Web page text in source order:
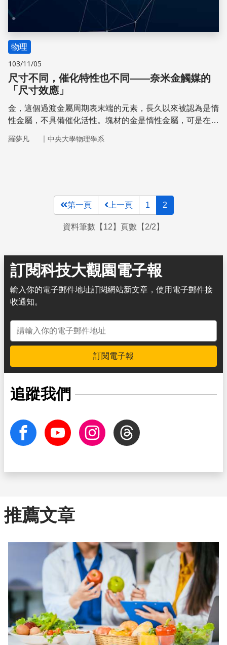
物理
103/11/05
尺寸不同，催化特性也不同——奈米金觸媒的
「尺寸效應」
金，這個過渡金屬周期表末端的元素，長久以來被認為是惰
性金屬，不具備催化活性。塊材的金是惰性金屬，可是在氧
催化能力。
羅夢凡 ｜ 中央大學物理學系
第一頁 上一頁 1 2
資料筆數【12】頁數【2/2】
訂閱科技大觀園電子報
輸入你的電子郵件地址訂閱網站新文章，使用電子郵件接
收通知。
電子郵件地址
訂閱電子報
追蹤我們
facebook Youtube InstagramThreads
推薦文章